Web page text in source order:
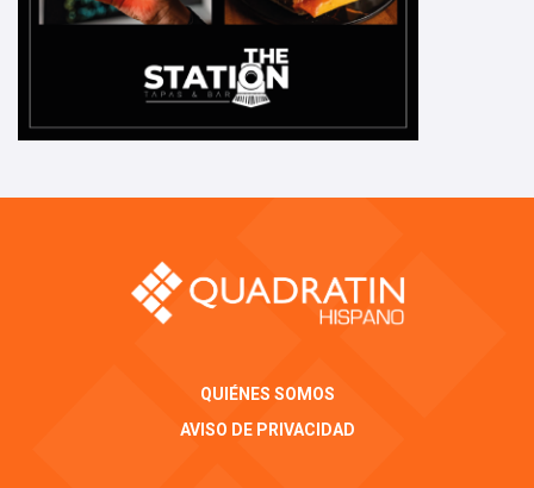
QUIÉNES SOMOS
AVISO DE PRIVACIDAD